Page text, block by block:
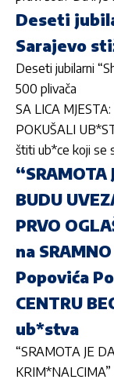
Deseti
Sarajevo
Deseti jubilarni
500 plivača
SA LICA
POKUŠALI
štiti ub*ce koji se
“SRAMOTA
BUDU
PRVO
na
Popovića
CENTRU
ub*stva
“SRAMOTA JE
KRIM*NALCIMA”